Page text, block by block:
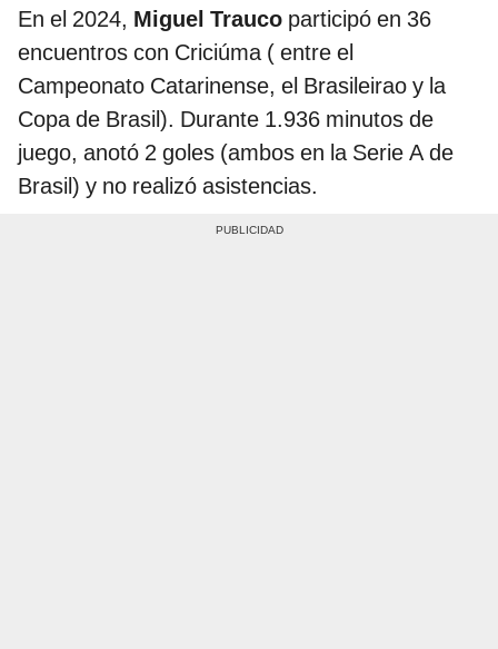
En el 2024, Miguel Trauco participó en 36
encuentros con Criciúma ( entre el
Campeonato Catarinense, el Brasileirao y la
Copa de Brasil). Durante 1.936 minutos de
juego, anotó 2 goles (ambos en la Serie A de
Brasil) y no realizó asistencias.